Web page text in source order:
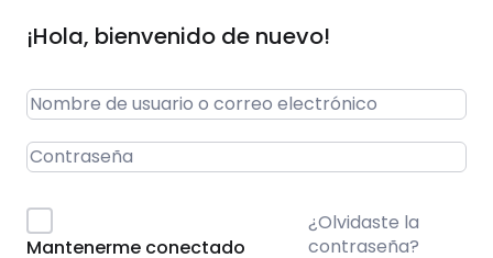
¡Hola, bienvenido de nuevo!
Mantenerme conectado
¿Olvidaste la
contraseña?